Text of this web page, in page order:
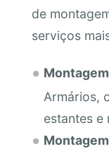
de
serviços
Armários,
estantes e